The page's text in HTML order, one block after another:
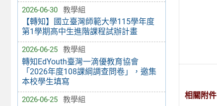
2026-06-30 教學組
【轉知】國立臺灣師範大學115學年度
第1學期高中生進階課程試辦計畫
2026-06-25 教學組
轉知EdYouth臺灣一滴優教育協會
「2026年度108課綱調查問卷」，邀集
本校學生填寫
2026-06-25 教學組 相關附件